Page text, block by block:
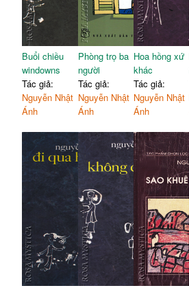
Buổi chiều
windowns
Tác giả:
Nguyễn Nhật
Ánh
Phòng trọ ba
người
Tác giả:
Nguyễn Nhật
Ánh
Hoa hồng xứ
khác
Tác giả:
Nguyễn Nhật
Ánh